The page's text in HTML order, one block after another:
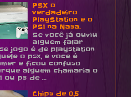
PSX o
verdadeiro
PlayStation e o
PS1 na Nasa.
Se você já ouviu
alguem falar
jogo é de playstation
o psx, e voce é
e ficou confuso
alguem chamaria o
ou ps de ...
Chips de 0,5